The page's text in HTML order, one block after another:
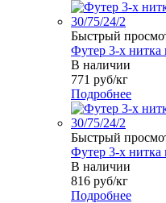
Быстрый
Футер 3-х нитка
В наличии
771 руб/кг
Подробнее
Быстрый
Футер 3-х нитка
В наличии
816 руб/кг
Подробнее